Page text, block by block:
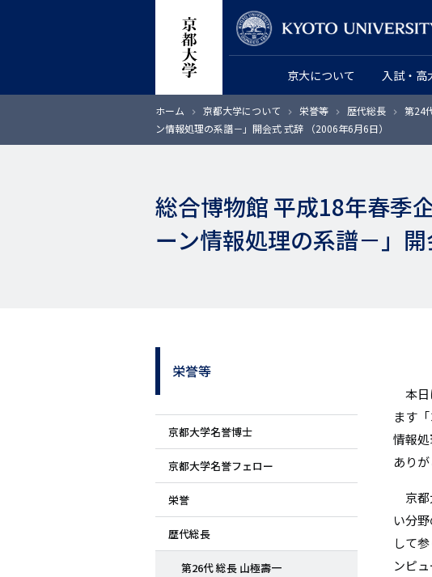
ン
ン
京大について 入試・高
ホーム 京都大学について 栄誉等 歴代総長 第24
ン情報処理の系譜－」開会式 式辞 （2006年6月6日）
総合博物館 平成18年春季
ーン情報処理の系譜－」
サ
イ
ド
メ
ニ
ュ
栄誉等
京都大学名誉博士
京都大学名誉フェロー
栄誉
歴代総長
第26代 総長 山極壽一
本日
ます
情報処
ありが
京都
い分
して
ンピ